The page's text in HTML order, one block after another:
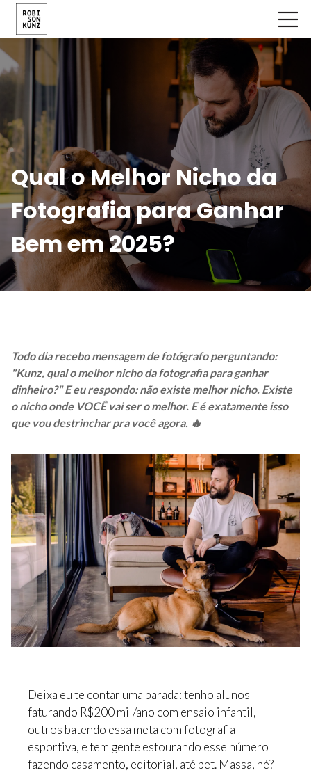
Qual o Melhor Nicho da
Fotografia para Ganhar
Bem em 2025?
Todo dia recebo mensagem de fotógrafo perguntando:
"Kunz, qual o melhor nicho da fotografia para ganhar
dinheiro?" E eu respondo: não existe melhor nicho. Existe
o nicho onde VOCÊ vai ser o melhor. E é exatamente isso
que vou destrinchar pra você agora. 🔥
Deixa eu te contar uma parada: tenho alunos
faturando R$200 mil/ano com ensaio infantil,
outros batendo essa meta com fotografia
esportiva, e tem gente estourando esse número
fazendo casamento, editorial, até pet. Massa, né?